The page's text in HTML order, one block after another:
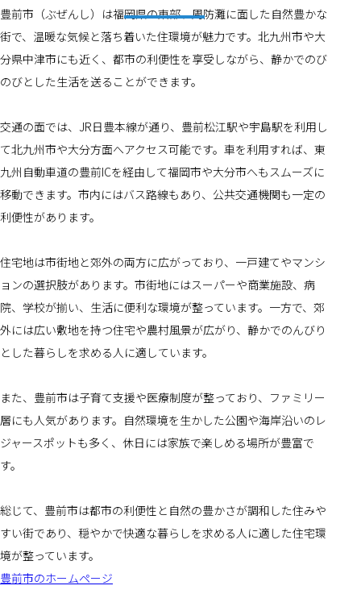
豊前市（ぶぜんし）は福岡県の東部、周防灘に面した自然豊かな
街で、温暖な気候と落ち着いた住環境が魅力です。北九州市や大
分県中津市にも近く、都市の利便性を享受しながら、静かでのび
のびとした生活を送ることができます。
交通の面では、JR日豊本線が通り、豊前松江駅や宇島駅を利用し
て北九州市や大分方面へアクセス可能です。車を利用すれば、東
九州自動車道の豊前ICを経由して福岡市や大分市へもスムーズに
移動できます。市内にはバス路線もあり、公共交通機関も一定の
利便性があります。
住宅地は市街地と郊外の両方に広がっており、一戸建てやマンシ
ョンの選択肢があります。市街地にはスーパーや商業施設、病
院、学校が揃い、生活に便利な環境が整っています。一方で、郊
外には広い敷地を持つ住宅や農村風景が広がり、静かでのんびり
とした暮らしを求める人に適しています。
また、豊前市は子育て支援や医療制度が整っており、ファミリー
層にも人気があります。自然環境を生かした公園や海岸沿いのレ
ジャースポットも多く、休日には家族で楽しめる場所が豊富で
す。
総じて、豊前市は都市の利便性と自然の豊かさが調和した住みや
すい街であり、穏やかで快適な暮らしを求める人に適した住宅環
境が整っています。
豊前市のホームページ